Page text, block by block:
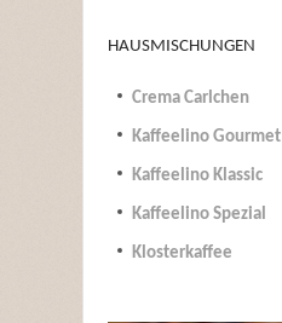
HAUSMISCHUNGEN
Crema Carlchen
Kaffeelino Gourmet
Kaffeelino Klassic
Kaffeelino Spezial
Klosterkaffee